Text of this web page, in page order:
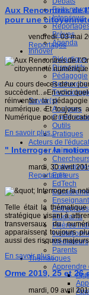
Faits
Interviews
Brèves
Agenda
Innover
Didactique
Dispositifs
Pédagogie
Recherche
Savoir(s)
Analyses
Outils
Pratiques
Acteurs de
Animateurs
Editeurs
EdTech
Entreprises
Etudiants
Filières
Médiateurs
Parents
Thématiques
Apprendre
Aux Rencontres de
pour une
vendredi, 03 mai
Reportages
Au cours de ces deux
succèdent… En voici
réinventer la
numérique. Et toujours
Numérique pour
En savoir plus...
" Interroger la
mardi, 30 avril
Reportages
Telle était la
stratégique visant à
transversaux du
apparaissent toujours
aussi des risques
En savoir plus...
Orme 2019, 25 et 26
mardi, 09 avril